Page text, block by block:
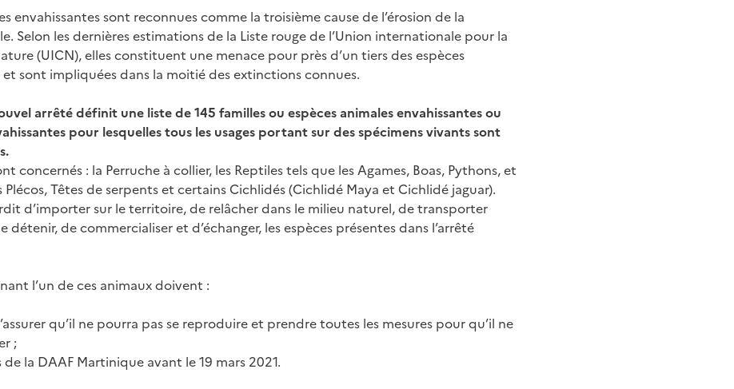
envahissantes sont reconnues comme la troisième cause de l’érosion de la
Selon les dernières estimations de la Liste rouge de l’Union internationale pour la
(UICN), elles constituent une menace pour près d’un tiers des espèces
sont impliquées dans la moitié des extinctions connues.
arrêté définit une liste de 145 familles ou espèces animales envahissantes ou
pour lesquelles tous les usages portant sur des spécimens vivants sont
concernés : la Perruche à collier, les Reptiles tels que les Agames, Boas, Pythons, et
Plécos, Têtes de serpents et certains Cichlidés (Cichlidé Maya et Cichlidé jaguar).
d’importer sur le territoire, de relâcher dans le milieu naturel, de transporter
détenir, de commercialiser et d’échanger, les espèces présentes dans l’arrêté
l’un de ces animaux doivent :
qu’il ne pourra pas se reproduire et prendre toutes les mesures pour qu’il ne
;
la DAAF Martinique avant le 19 mars 2021.